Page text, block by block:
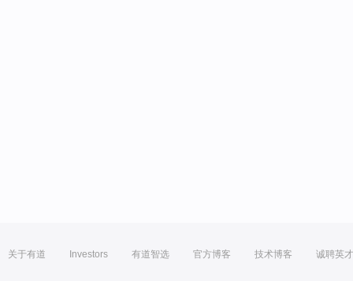
关于有道 Investors 有道智选 官方博客 技术博客 诚聘英才